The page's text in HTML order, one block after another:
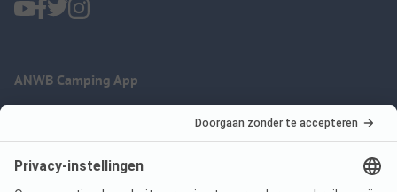
ANWB Camping App